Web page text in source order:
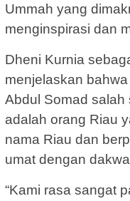
Ummah yang
menginspirasi dan
Dheni Kurnia
menjelaskan
Abdul Somad
adalah orang Riau
nama Riau dan
umat dengan
“Kami rasa sangat